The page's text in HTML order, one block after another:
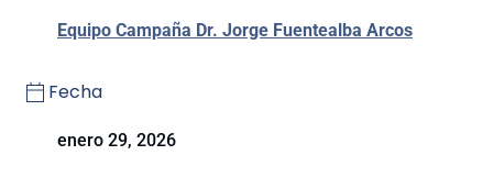
Equipo Campaña Dr. Jorge Fuentealba Arcos
Fecha
enero 29, 2026